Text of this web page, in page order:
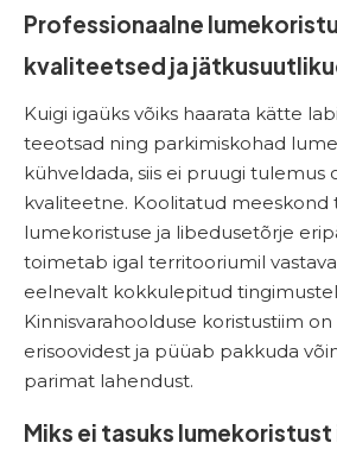
Professionaalne
kvaliteetsed ja
Kuigi igaüks võiks haarata kätte
teeotsad ning parkimiskohad
kühveldada, siis ei pruugi tulemus
kvaliteetne. Koolitatud meeskond
lumekoristuse ja libedusetõrje
toimetab igal territooriumil
eelnevalt kokkulepitud
Kinnisvarahoolduse koristustiim
erisoovidest ja püüab pakkuda
parimat lahendust.
Miks ei tasuks